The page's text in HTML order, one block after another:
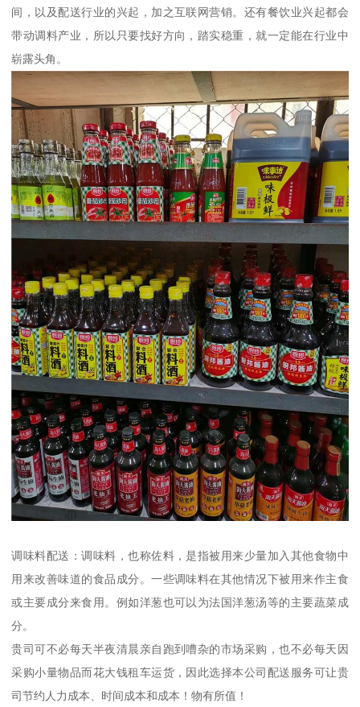
间，以及配送行业的兴起，加之互联网营销。还有餐饮业兴起都会
带动调料产业，所以只要找好方向，踏实稳重，就一定能在行业中
崭露头角。
调味料配送：调味料，也称佐料，是指被用来少量加入其他食物中
用来改善味道的食品成分。一些调味料在其他情况下被用来作主食
或主要成分来食用。例如洋葱也可以为法国洋葱汤等的主要蔬菜成
分。
贵司可不必每天半夜清晨亲自跑到嘈杂的市场采购，也不必每天因
采购小量物品而花大钱租车运货，因此选择本公司配送服务可让贵
司节约人力成本、时间成本和成本！物有所值！